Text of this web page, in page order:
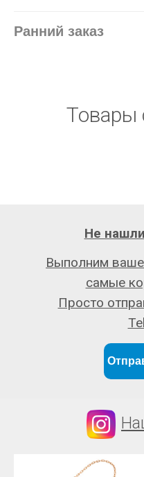
Ранний заказ
Товары
Выполним ваше
самые
Просто
Не